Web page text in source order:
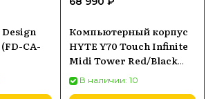
CA-
Компьютерный корпус
HYTE Y70 Touch Infinite
Midi Tower Red/Black
(CS-HYTE-Y70TTI-RB)
В наличии: 10